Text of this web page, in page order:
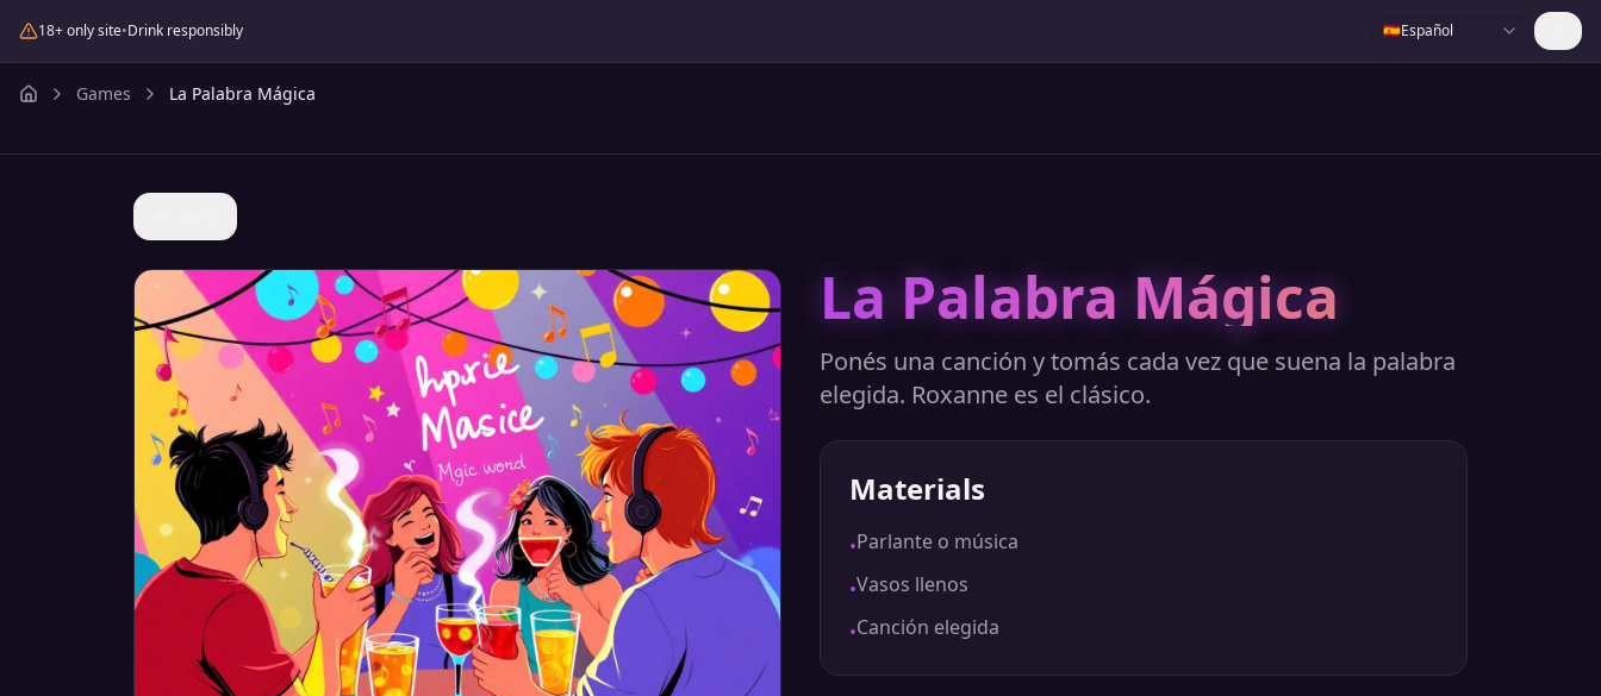
18+ only site•Drink responsibly 🇪🇸Español
Games La Palabra Mágica
La Palabra Mágica
Ponés una canción y tomás cada vez que suena la palabra
elegida. Roxanne es el clásico.
Materials
•Parlante o música
•Vasos llenos
•Canción elegida